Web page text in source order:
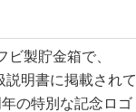
製貯金箱で、
明書に掲載されて
の特別な記念ロゴ